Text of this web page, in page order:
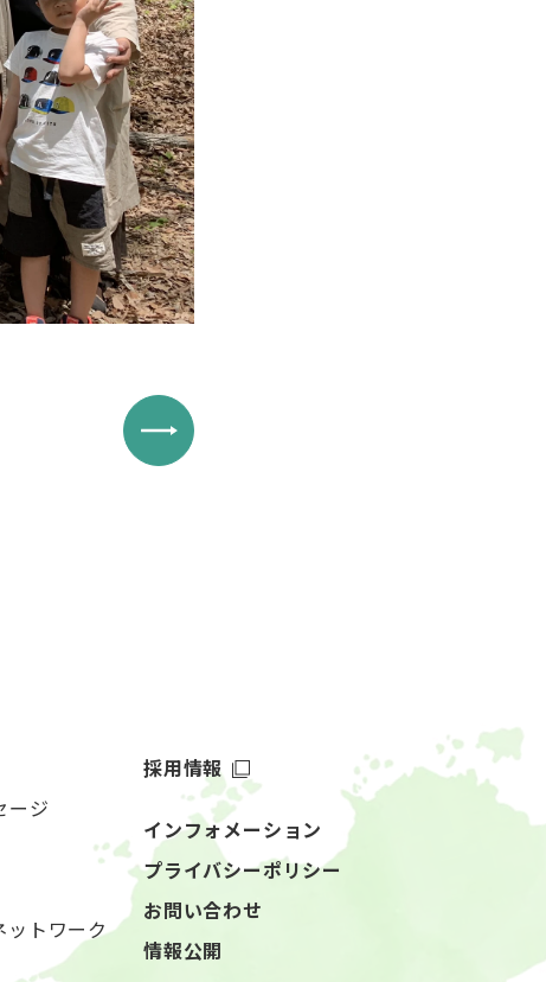
ージ
ットワーク
採用情報
インフォメーション
プライバシーポリシー
お問い合わせ
情報公開